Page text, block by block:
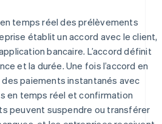
temps réel des prélèvements
établit un accord avec le client,
bancaire. L’accord définit
et la durée. Une fois l’accord en
paiements instantanés avec
en temps réel et confirmation
peuvent suspendre ou transférer